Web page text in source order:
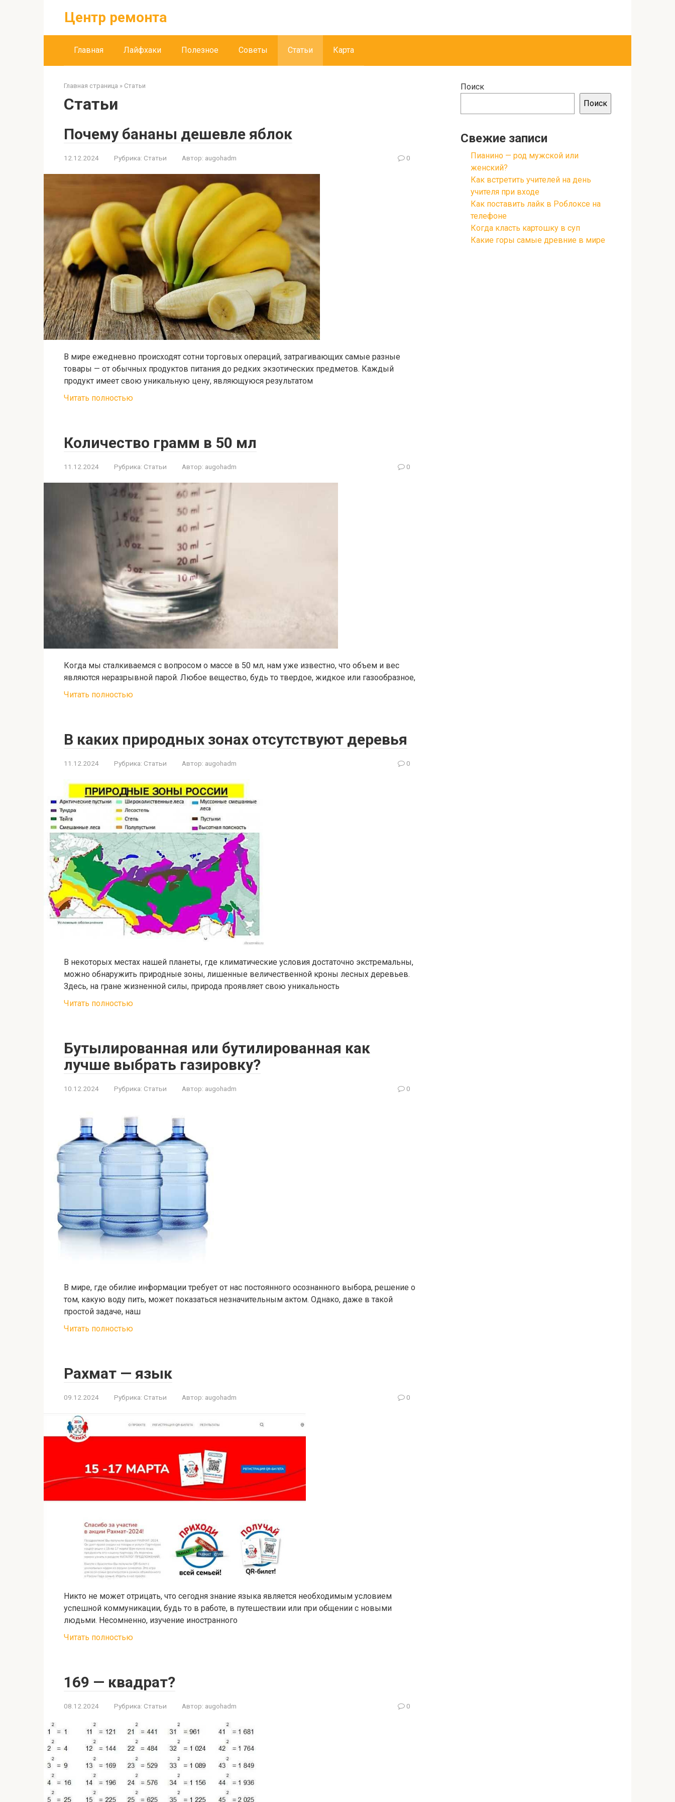
Центр ремонта
Главная Лайфхаки Полезное Советы Статьи Карта
Главная страница » Статьи
Статьи
Почему бананы дешевле яблок
12.12.2024 Рубрика: Статьи Автор: augohadm 0
В мире ежедневно происходят сотни торговых операций, затрагивающих самые разные
товары — от обычных продуктов питания до редких экзотических предметов. Каждый
продукт имеет свою уникальную цену, являющуюся результатом
Читать полностью
Количество грамм в 50 мл
11.12.2024 Рубрика: Статьи Автор: augohadm 0
Когда мы сталкиваемся с вопросом о массе в 50 мл, нам уже известно, что объем и вес
являются неразрывной парой. Любое вещество, будь то твердое, жидкое или газообразное,
Читать полностью
В каких природных зонах отсутствуют деревья
11.12.2024 Рубрика: Статьи Автор: augohadm 0
В некоторых местах нашей планеты, где климатические условия достаточно экстремальны,
можно обнаружить природные зоны, лишенные величественной кроны лесных деревьев.
Здесь, на гране жизненной силы, природа проявляет свою уникальность
Читать полностью
Бутылированная или бутилированная как
лучше выбрать газировку?
10.12.2024 Рубрика: Статьи Автор: augohadm 0
В мире, где обилие информации требует от нас постоянного осознанного выбора, решение о
том, какую воду пить, может показаться незначительным актом. Однако, даже в такой
простой задаче, наш
Читать полностью
Рахмат — язык
09.12.2024 Рубрика: Статьи Автор: augohadm 0
Никто не может отрицать, что сегодня знание языка является необходимым условием
успешной коммуникации, будь то в работе, в путешествии или при общении с новыми
людьми. Несомненно, изучение иностранного
Читать полностью
169 — квадрат?
08.12.2024 Рубрика: Статьи Автор: augohadm 0
Поиск
Поиск
Свежие записи
Пианино — род мужской или
женский?
Как встретить учителей на день
учителя при входе
Как поставить лайк в Роблоксе на
телефоне
Когда класть картошку в суп
Какие горы самые древние в мире